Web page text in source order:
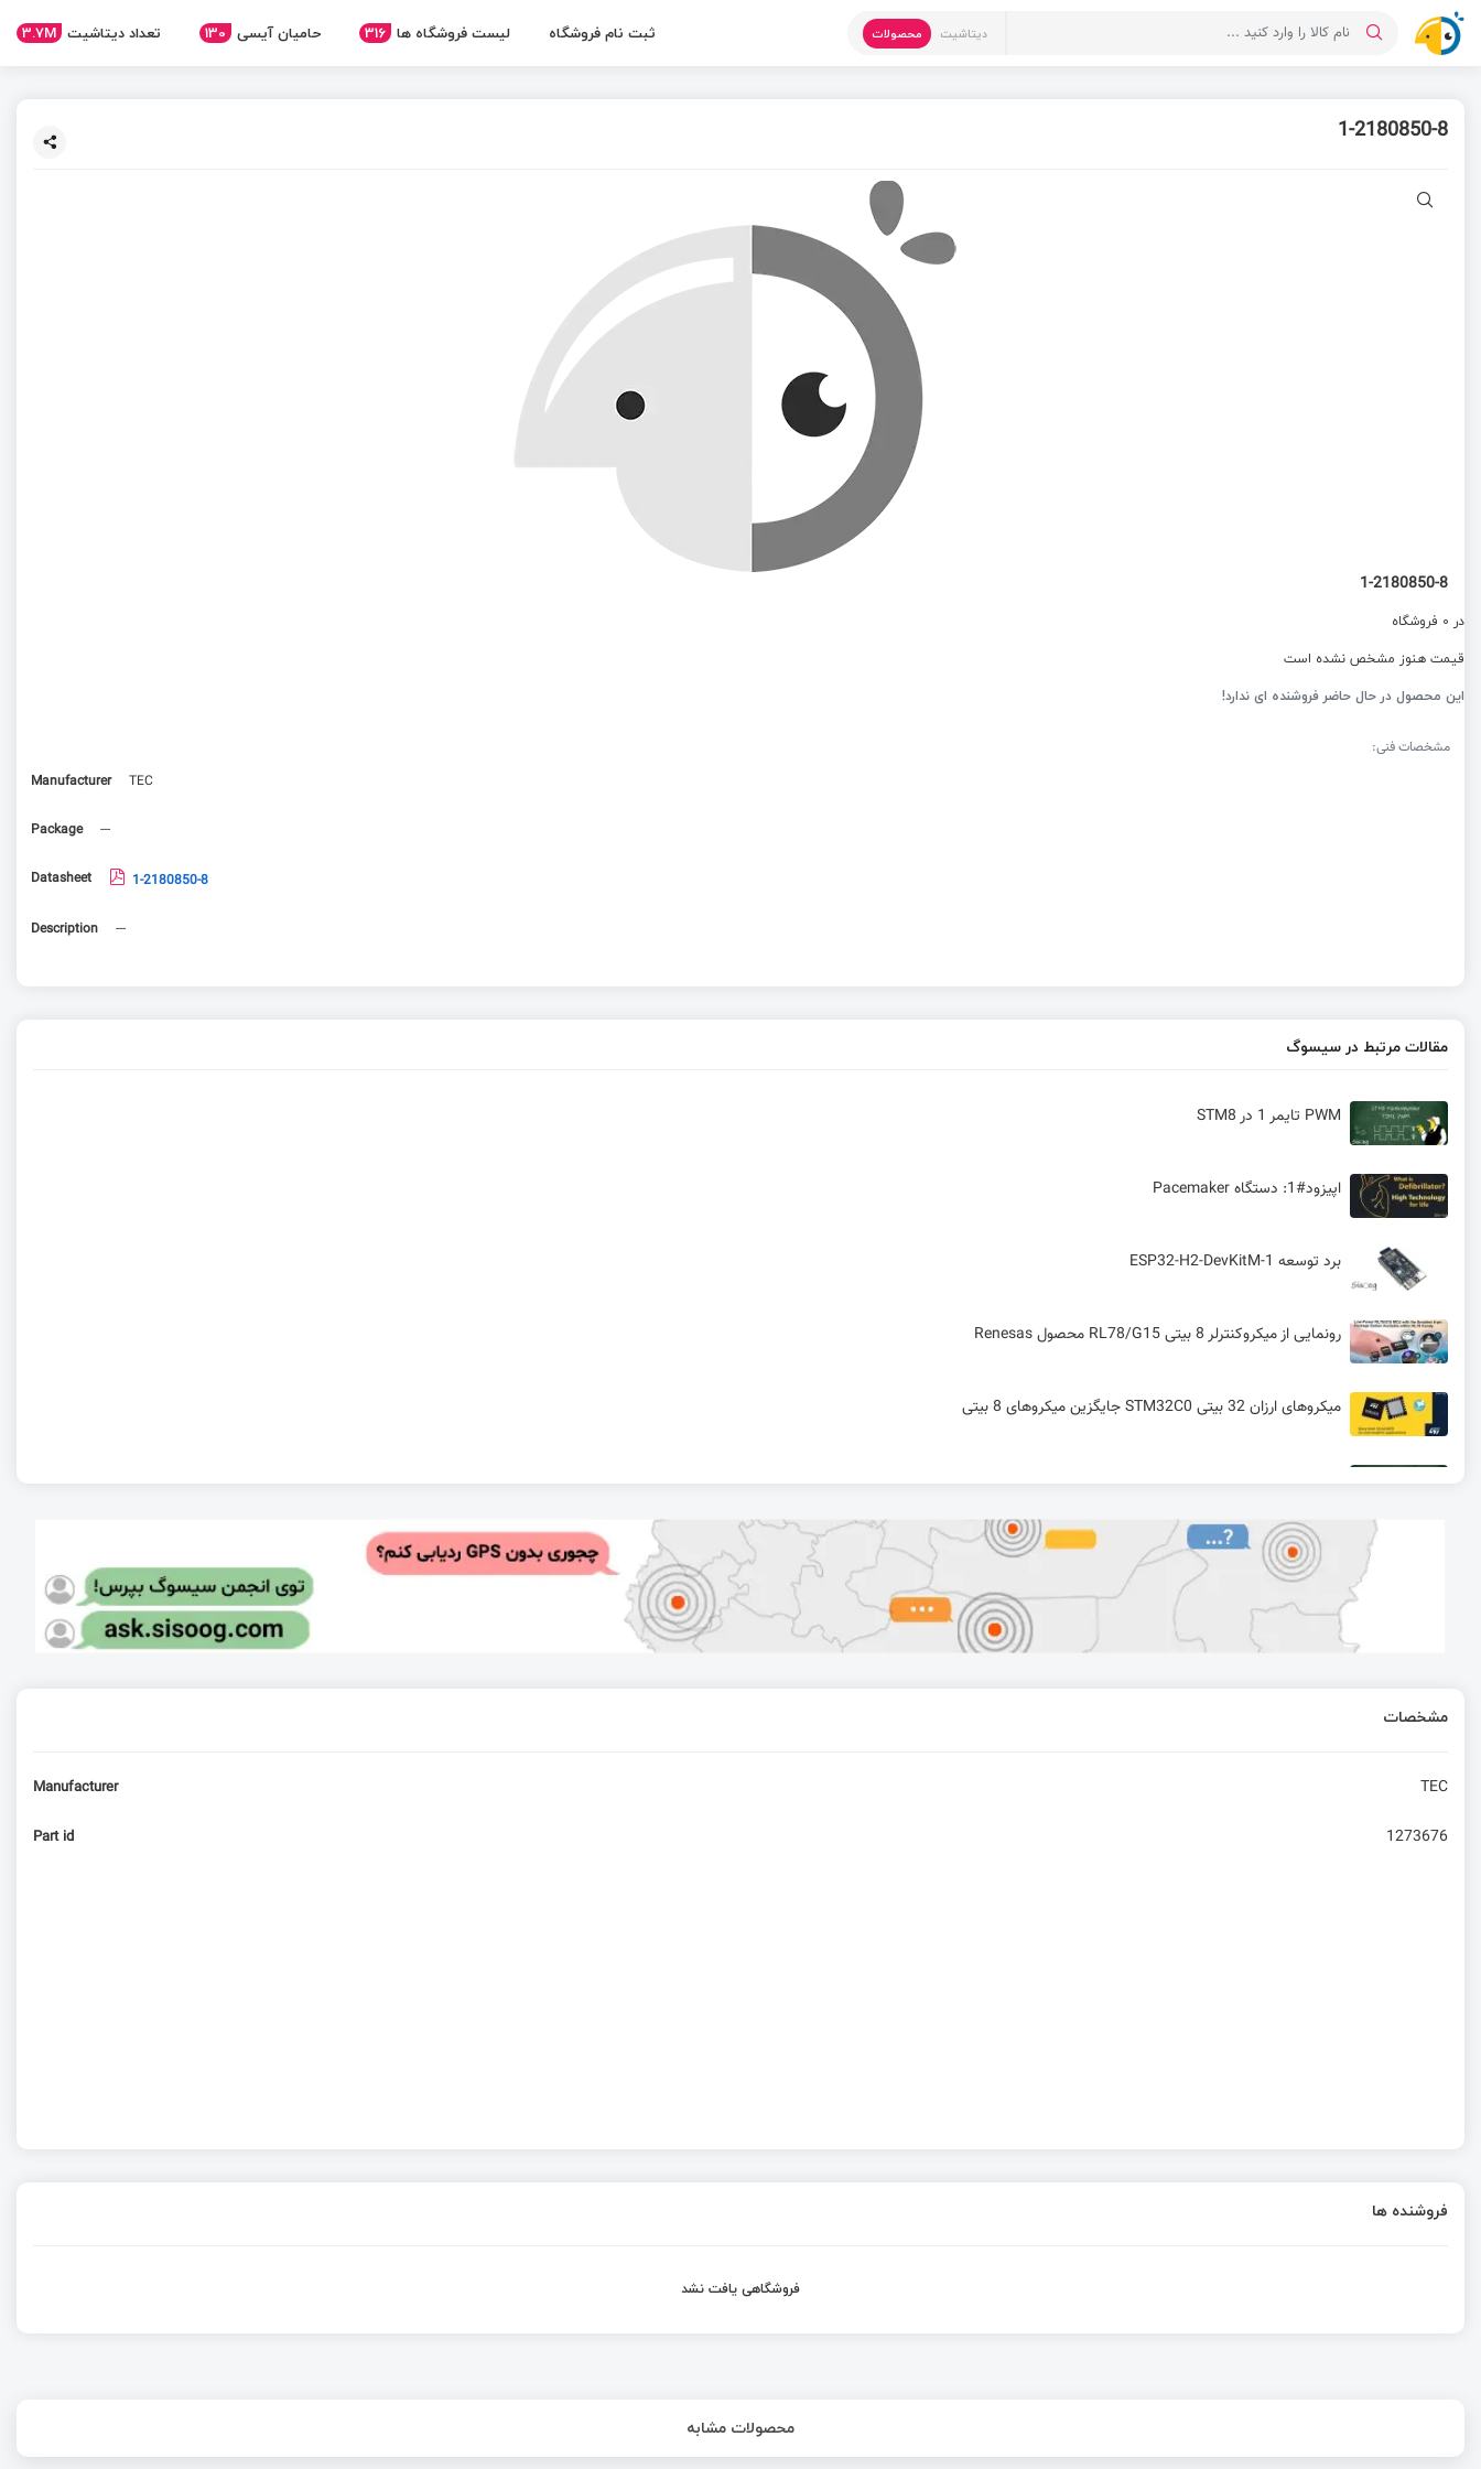
دیتاشیت محصولات ثبت نام فروشگاه لیست فروشگاه ها 316 حامیان آیسی 130 تعداد دیتاشیت 3.7M
1-2180850-8
1-2180850-8
در 0 فروشگاه
قیمت هنوز مشخص نشده است
این محصول در حال حاضر فروشنده ای ندارد!
مشخصات فنی:
Manufacturer
TEC
Package ---
Datasheet 1-2180850-8
Description ---
مقالات مرتبط در سیسوگ
PWM تایمر 1 در STM8
اپیزود#1: دستگاه Pacemaker
برد توسعه ESP32-H2-DevKitM-1
رونمایی از میکروکنترلر 8 بیتی RL78/G15 محصول Renesas
میکروهای ارزان 32 بیتی STM32C0 جایگزین میکروهای 8 بیتی
Wi-Fi 8 (802.11bn): تمرکز بر قابلیت اطمینان و کارایی و حفظ عملکرد Wi-Fi 7
راه‌اندازی ارتباط USB در STM32 – ارسال و دریافت داده‌های چند بایتی
مشخصات
Manufacturer TEC
Part id 1273676
فروشنده ها
فروشگاهی یافت نشد
محصولات مشابه